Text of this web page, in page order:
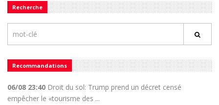
Recherche
Recommandations
06/08 23:40 Droit du sol: Trump prend un décret censé
empêcher le «tourisme des ...